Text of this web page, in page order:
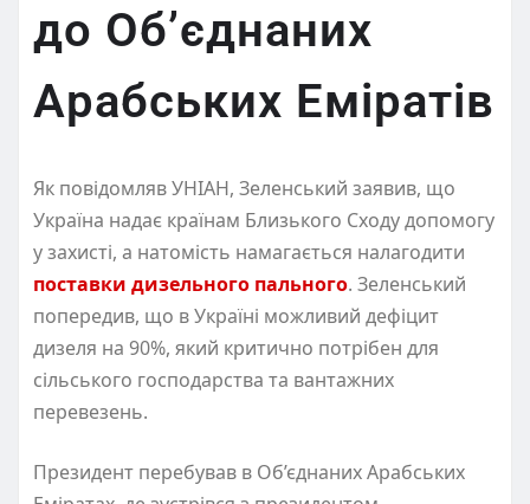
до Об’єднаних
Арабських Еміратів
Як повідомляв УНІАН, Зеленський заявив, що
Україна надає країнам Близького Сходу допомогу
у захисті, а натомість намагається налагодити
поставки дизельного пального. Зеленський
попередив, що в Україні можливий дефіцит
дизеля на 90%, який критично потрібен для
сільського господарства та вантажних
перевезень.
Президент перебував в Об’єднаних Арабських